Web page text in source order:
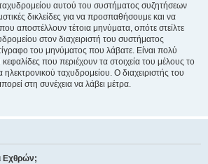
αυτού του συστήματος συζητήσεων
δικλείδες για να προσπαθήσουμε και να
αποστέλλουν τέτοια μηνύματα, οπότε στείλτε
στον διαχειριστή του συστήματος
του μηνύματος που λάβατε. Είναι πολύ
που περιέχουν τα στοιχεία του μέλους το
ταχυδρομείου. Ο διαχειριστής του
στη συνέχεια να λάβει μέτρα.
Εχθρών;